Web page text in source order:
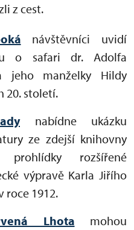
z cest.
návštěvníci uvidí
o safari dr. Adolfa
jeho manželky Hildy
20. století.
nabídne ukázku
ze zdejší knihovny
rozšířené
výpravě Karla Jiřího
roce 1912.
Lhota mohou